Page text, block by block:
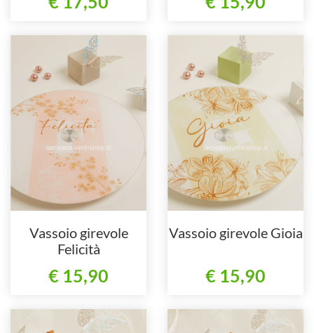
Vassoio girevole
Felicità
€ 15,90
Vassoio girevole Gioia
€ 15,90